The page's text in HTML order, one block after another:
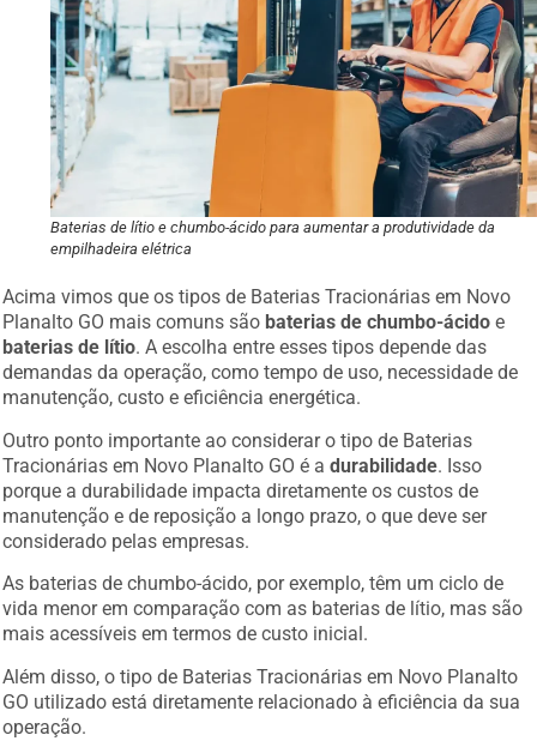
Baterias de lítio e chumbo-ácido para aumentar a produtividade da
empilhadeira elétrica
Acima vimos que os tipos de Baterias Tracionárias em Novo
Planalto GO mais comuns são baterias de chumbo-ácido e
baterias de lítio. A escolha entre esses tipos depende das
demandas da operação, como tempo de uso, necessidade de
manutenção, custo e eficiência energética.
Outro ponto importante ao considerar o tipo de Baterias
Tracionárias em Novo Planalto GO é adurabilidade. Isso
porque a durabilidade impacta diretamente os custos de
manutenção e de reposição a longo prazo, o que deve ser
considerado pelas empresas.
As baterias de chumbo-ácido, por exemplo, têm um ciclo de
vida menor em comparação com as baterias de lítio, mas são
mais acessíveis em termos de custo inicial.
Além disso, o tipo de Baterias Tracionárias em Novo Planalto
GO utilizado está diretamente relacionado à eficiência da sua
operação.